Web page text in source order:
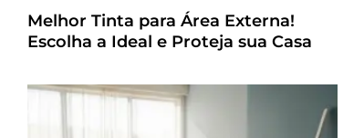
Melhor Tinta para Área Externa!
Escolha a Ideal e Proteja sua Casa